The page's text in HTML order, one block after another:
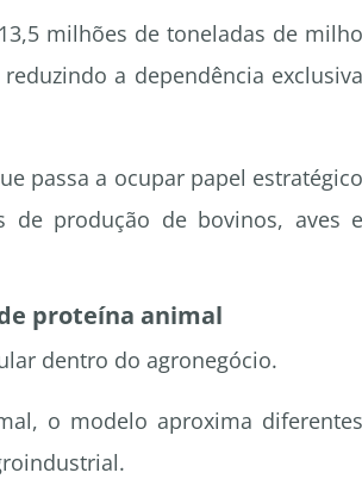
milhões de toneladas de milho
a dependência exclusiva
passa a ocupar papel estratégico
de produção de bovinos, aves e
proteína animal
dentro do agronegócio.
o modelo aproxima diferentes